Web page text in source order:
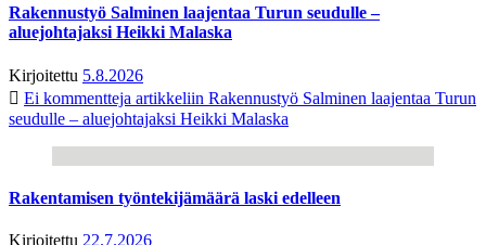
Rakennustyö Salminen laajentaa Turun seudulle –
aluejohtajaksi Heikki Malaska
Kirjoitettu 5.8.2026
Ei kommentteja artikkeliin Rakennustyö Salminen laajentaa Turun
seudulle – aluejohtajaksi Heikki Malaska
Rakentamisen työntekijämäärä laski edelleen
Kirjoitettu 22.7.2026